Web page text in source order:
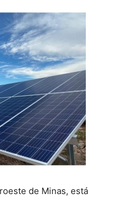
de Minas, está